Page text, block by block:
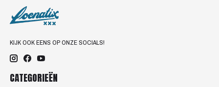
KIJK OOK EENS OP ONZE SOCIALS!
CATEGORIEËN